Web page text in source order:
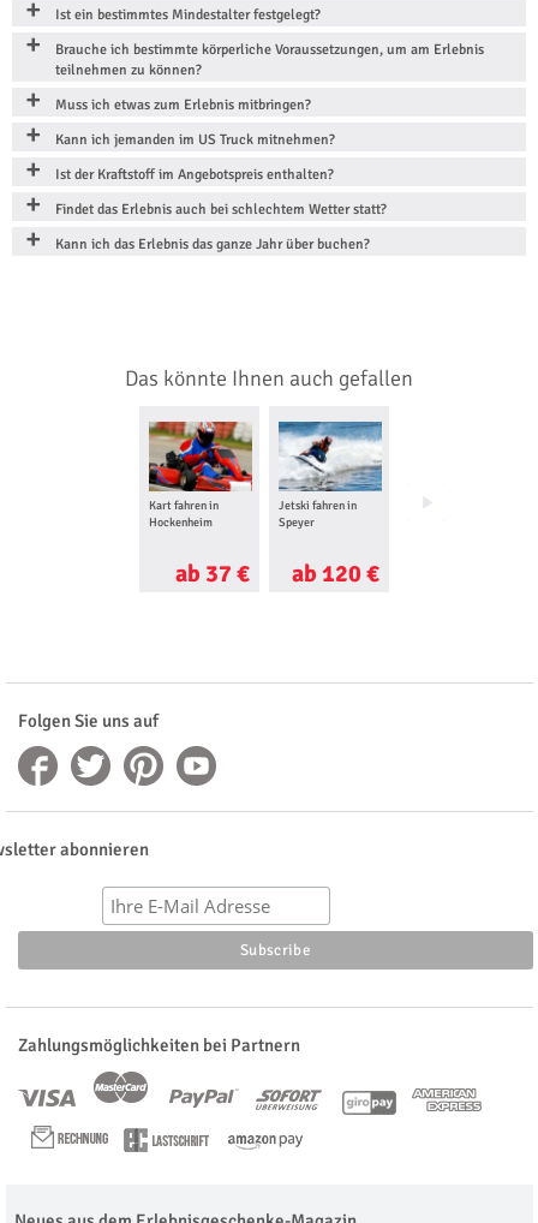
Ist ein bestimmtes Mindestalter festgelegt?
Brauche ich bestimmte körperliche Voraussetzungen, um am Erlebnis
teilnehmen zu können?
Muss ich etwas zum Erlebnis mitbringen?
Kann ich jemanden im US Truck mitnehmen?
Ist der Kraftstoff im Angebotspreis enthalten?
Findet das Erlebnis auch bei schlechtem Wetter statt?
Kann ich das Erlebnis das ganze Jahr über buchen?
Das könnte Ihnen auch gefallen
Kart fahren in
Hockenheim
ab 37 €
Jetski fahren in
Speyer
ab 120 €
Segway Tour in
Folgen Sie uns auf
abonnieren
Zahlungsmöglichkeiten bei Partnern